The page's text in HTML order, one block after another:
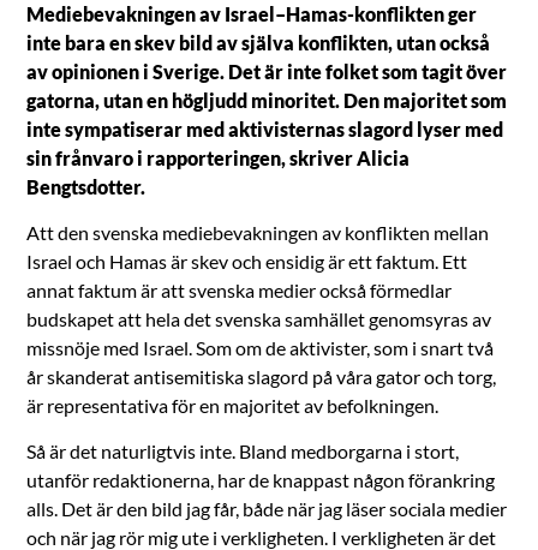
Mediebevakningen av Israel–Hamas-konflikten ger
inte bara en skev bild av själva konflikten, utan också
av opinionen i Sverige. Det är inte folket som tagit över
gatorna, utan en högljudd minoritet. Den majoritet som
inte sympatiserar med aktivisternas slagord lyser med
sin frånvaro i rapporteringen, skriver Alicia
Bengtsdotter.
Att den svenska mediebevakningen av konflikten mellan
Israel och Hamas är skev och ensidig är ett faktum. Ett
annat faktum är att svenska medier också förmedlar
budskapet att hela det svenska samhället genomsyras av
missnöje med Israel. Som om de aktivister, som i snart två
år skanderat antisemitiska slagord på våra gator och torg,
är representativa för en majoritet av befolkningen.
Så är det naturligtvis inte. Bland medborgarna i stort,
utanför redaktionerna, har de knappast någon förankring
alls. Det är den bild jag får, både när jag läser sociala medier
och när jag rör mig ute i verkligheten. I verkligheten är det